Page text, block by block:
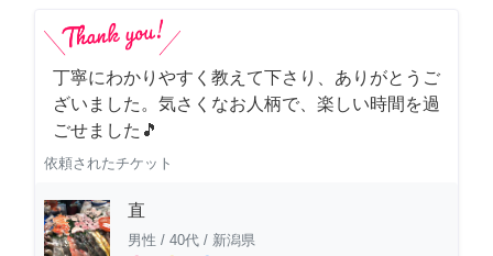
丁寧にわかりやすく教えて下さり、ありがとうご
ざいました。気さくなお人柄で、楽しい時間を過
ごせました🎵
依頼されたチケット
直
男性 / 40代 / 新潟県